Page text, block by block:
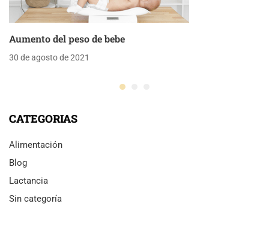
Aumento del peso de bebe
30 de agosto de 2021
CATEGORIAS
Alimentación
Blog
Lactancia
Sin categoría